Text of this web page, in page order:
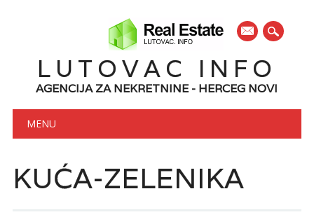
mail
LUTOVAC INFO
AGENCIJA ZA NEKRETNINE - HERCEG NOVI
Main menu
MENU
KUĆA-ZELENIKA